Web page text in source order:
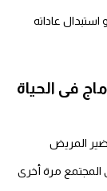
عاداته
فى الحياة
المريض
المجتمع مرة أخرى